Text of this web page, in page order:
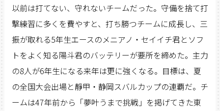
以前は打てない、守れないチームだった。守備を捨て打
撃練習に多くを費やすと、打ち勝つチームに成長し、三
振が取れる5年生エースのメニアノ・セイイチ君とソフ
トをよく知る陽斗君のバッテリーが要所を締めた。主力
の8人が6年生になる来年は更に強くなる。目標は、夏
の全国大会出場と靜甲・静岡スバルカップの連覇だ。チ
ームは47年前から「夢叶うまで挑戦」を掲げてきた東